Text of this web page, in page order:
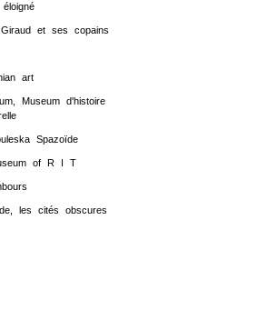
Giraud et ses copains
art
Museum d'histoire
Spazoïde
of R I T
les cités obscures